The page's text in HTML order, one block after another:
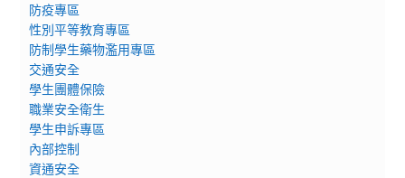
防疫專區
性別平等教育專區
防制學生藥物濫用專區
交通安全
學生團體保險
職業安全衛生
學生申訴專區
內部控制
資通安全